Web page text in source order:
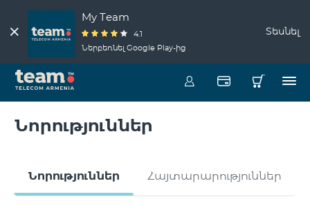
My Team
4.1
Ներբեռնել Google Play-ից
Տեսնել
Նորություններ
Նորություններ Հայտարարություններ